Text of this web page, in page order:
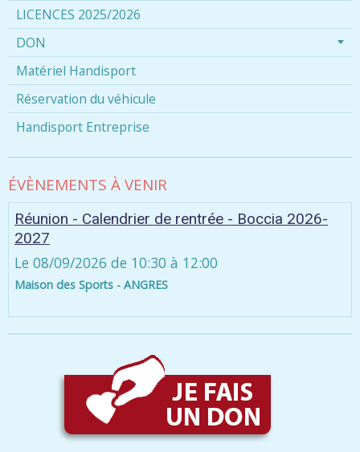
LICENCES 2025/2026
DON
Matériel Handisport
Réservation du véhicule
Handisport Entreprise
ÉVÈNEMENTS À VENIR
Réunion - Calendrier de rentrée - Boccia 2026-
2027
Le 08/09/2026 de 10:30 à 12:00
Maison des Sports - ANGRES